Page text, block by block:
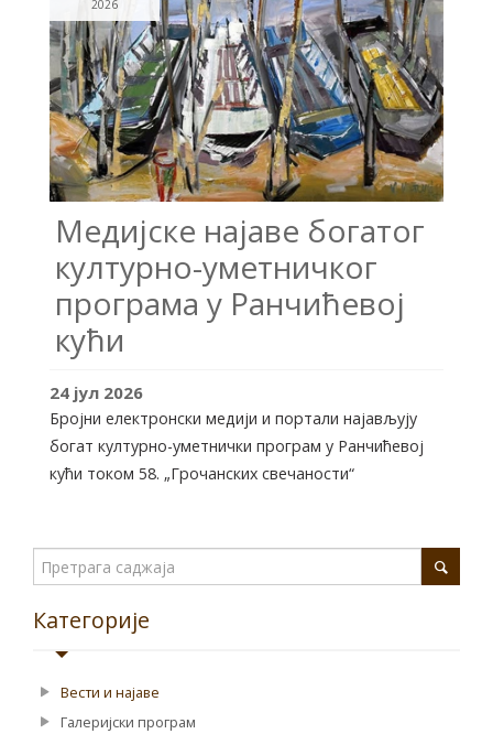
2026
Медијске најаве богатог
културно-уметничког
програма у Ранчићевој
кући
24 јул 2026
Бројни електронски медији и портали најављују
богат културно-уметнички програм у Ранчићевој
кући током 58. „Грочанских свечаности“
Категорије
Вести и најаве
Галеријски програм